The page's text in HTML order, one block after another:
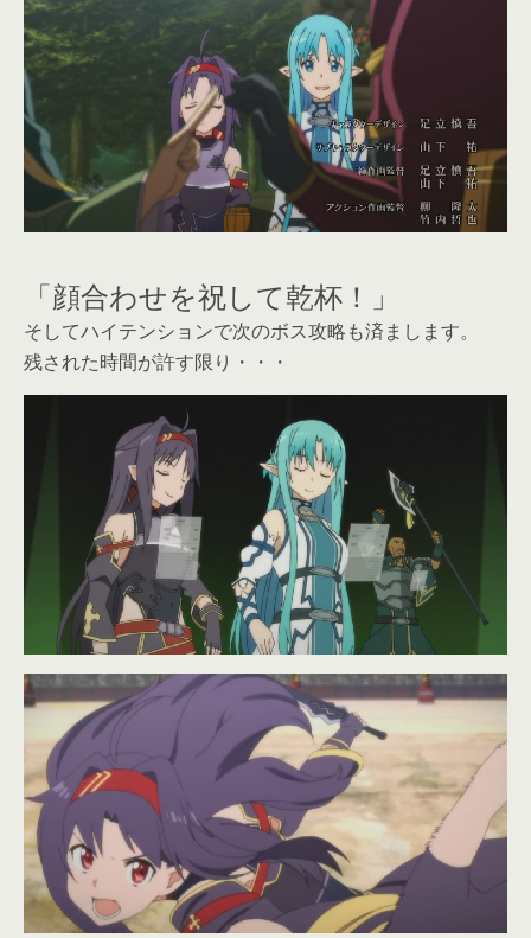
「顔合わせを祝して乾杯！」
そしてハイテンションで次のボス攻略も済まします。
残された時間が許す限り・・・